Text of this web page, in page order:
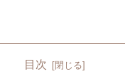
目次